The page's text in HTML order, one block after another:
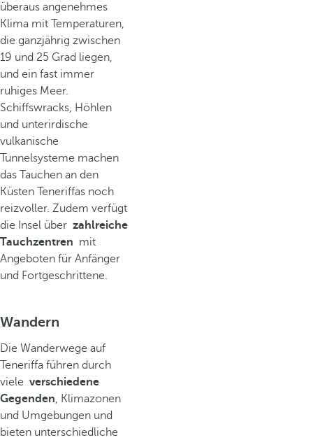
überaus angenehmes
Klima mit Temperaturen,
die ganzjährig zwischen
19 und 25 Grad liegen,
und ein fast immer
ruhiges Meer.
Schiffswracks, Höhlen
und unterirdische
vulkanische
Tunnelsysteme machen
das Tauchen an den
Küsten Teneriffas noch
reizvoller. Zudem verfügt
die Insel über zahlreiche
Tauchzentren mit
Angeboten für Anfänger
und Fortgeschrittene.
Wandern
Die Wanderwege auf
Teneriffa führen durch
viele verschiedene
Gegenden, Klimazonen
und Umgebungen und
bieten unterschiedliche